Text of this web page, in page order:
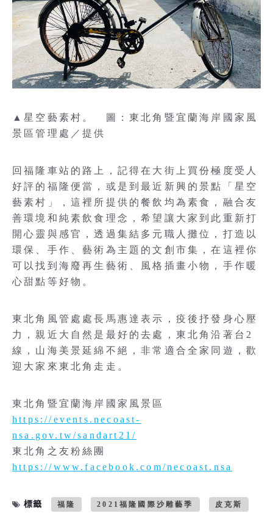
▲星空藝素村。 圖：東北角暨宜蘭海岸國家風
景區管理處／提供
回福隆車站的路上，記得在大街上買份極度受人
好評的福隆便當，或是到最近新興的景點「星空
藝素村」，這裡所提供的餐飲均為素食，融合友
善環境和純素飲食理念，希望讓大家到此重新打
開心靈與感官，透過集結多元職人攤位，打造以
環保、手作、藝術為主題的文創市集，在這裡你
可以找到海廢再生藝術、風格插畫小物，手作暖
心甜點等好物。
東北角風管處處長馬惠達表示，疫後抒發身心壓
力，親近大自然是最好的去處，東北角沿著台2
線，山海美景延綿不絕，非常適合全家同遊，歡
迎大家來東北角走走。
東北角暨宜蘭海岸國家風景區
https://events.necoast-
nsa.gov.tw/sandart21/
東北角之友粉絲團
https://www.facebook.com/necoast.nsa
標籤 福隆 2021福隆國際沙雕藝季 皮克斯